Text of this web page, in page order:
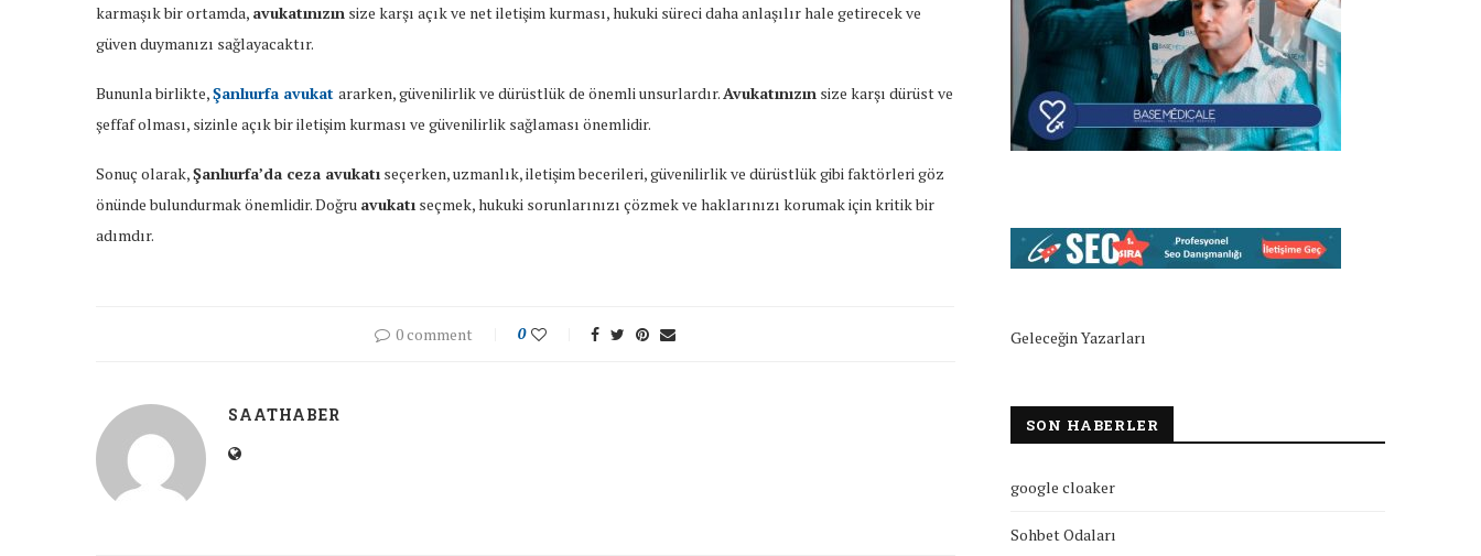
karmaşık bir ortamda, avukatınızın size karşı açık ve net iletişim kurması, hukuki süreci daha anlaşılır hale getirecek ve
güven duymanızı sağlayacaktır.
Bununla birlikte,Şanlıurfa avukat ararken, güvenilirlik ve dürüstlük de önemli unsurlardır. Avukatınızın size karşı dürüst ve
şeffaf olması, sizinle açık bir iletişim kurması ve güvenilirlik sağlaması önemlidir.
Sonuç olarak,Şanlıurfa’da ceza avukatı seçerken, uzmanlık, iletişim becerileri, güvenilirlik ve dürüstlük gibi faktörleri göz
önünde bulundurmak önemlidir. Doğru avukatı seçmek, hukuki sorunlarınızı çözmek ve haklarınızı korumak için kritik bir
adımdır.
0 comment 0
SAATHABER
Geleceğin Yazarları
SON HABERLER
google cloaker
Sohbet Odaları